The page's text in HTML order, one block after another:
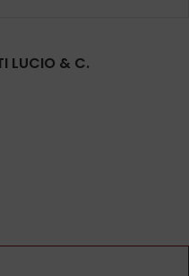
LUCIO & C.